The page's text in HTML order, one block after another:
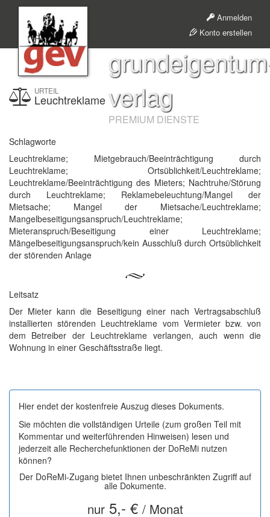
Anmelden
Konto erstellen
verlag
PREMIUM DIENSTE
URTEIL
Leuchtreklame
Schlagworte
Leuchtreklame; Mietgebrauch/Beeinträchtigung durch
Leuchtreklame; Ortsüblichkeit/Leuchtreklame;
Leuchtreklame/Beeinträchtigung des Mieters; Nachtruhe/Störung
durch Leuchtreklame; Reklamebeleuchtung/Mangel der
Mietsache; Mangel der Mietsache/Leuchtreklame;
Mangelbeseitigungsanspruch/Leuchtreklame;
Mieteranspruch/Beseitigung einer Leuchtreklame;
Mängelbeseitigungsanspruch/kein Ausschluß durch Ortsüblichkeit
der störenden Anlage
Leitsatz
Der Mieter kann die Beseitigung einer nach Vertragsabschluß
installierten störenden Leuchtreklame vom Vermieter bzw. von
dem Betreiber der Leuchtreklame verlangen, auch wenn die
Wohnung in einer Geschäftsstraße liegt.
Hier endet der kostenfreie Auszug dieses Dokuments.
Sie möchten die vollständigen Urteile (zum großen Teil mit
Kommentar und weiterführenden Hinweisen) lesen und
jederzeit alle Recherchefunktionen der DoReMi nutzen
können?
Der DoReMi-Zugang bietet Ihnen unbeschränkten Zugriff auf
alle Dokumente.
nur5,- € / Monat